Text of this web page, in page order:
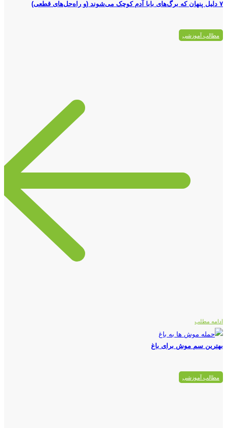
۷ دلیل پنهان که برگ‌های بابا آدم کوچک می‌شوند (و راه‌حل‌های قطعی)
مطالب آموزشی
ادامه مطلب
بهترین سم موش برای باغ
مطالب آموزشی